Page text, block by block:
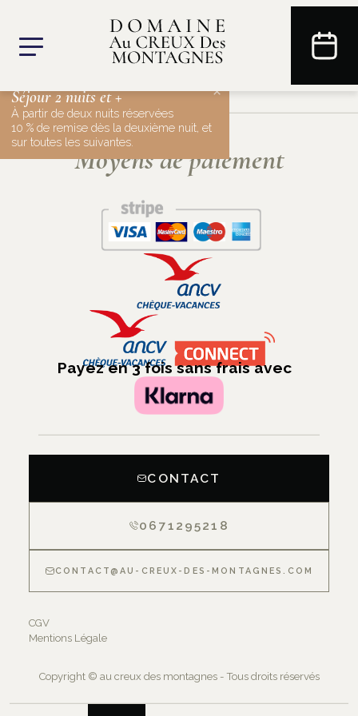
Moyens de paiement
Payez en 3 fois sans frais avec
CONTACT
0671295218
CONTACT@AU-CREUX-DES-MONTAGNES.COM
CGV
Mentions Légale
Copyright © au creux des montagnes - Tous droits réservés
×
Séjour 2 nuits et +
À partir de deux nuits réservées
10 % de remise dès la deuxième nuit, et
sur toutes les suivantes.